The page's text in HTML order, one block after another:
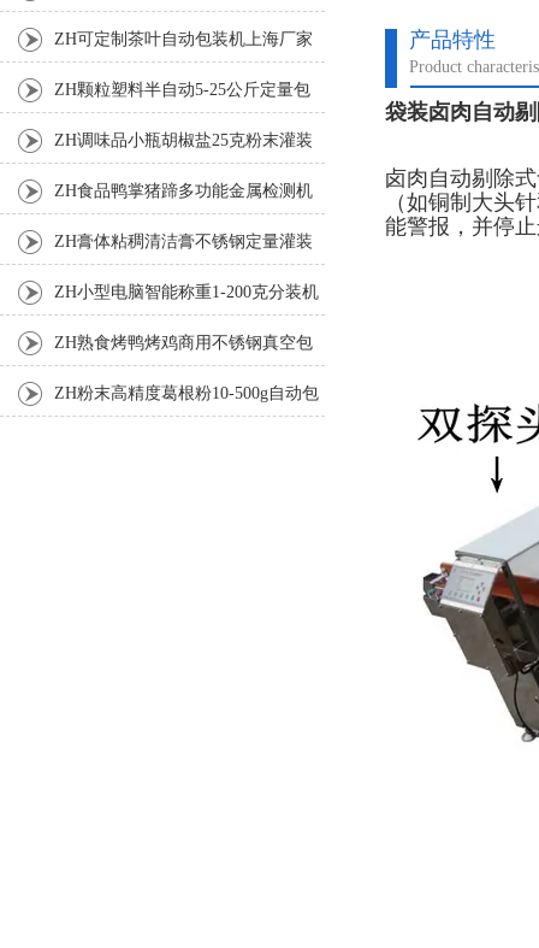
产品特性
Product
袋装卤肉自动
卤肉自动剔除
（如铜制大头
能警报，并停
厂家 ZH可定制茶叶自动包装机上海厂家
ZH颗粒塑料半自动5-25公斤定量包
装机 ZH调味品小瓶胡椒盐25克粉末灌装
ZH食品鸭掌猪蹄多功能金属检测机
ZH膏体粘稠清洁膏不锈钢定量灌装
机厂家 ZH小型电脑智能称重1-200克分装机
ZH熟食烤鸭烤鸡商用不锈钢真空包
装机 ZH粉末高精度葛根粉10-500g自动包